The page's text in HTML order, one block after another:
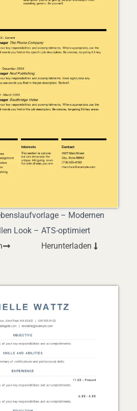
– Modernen
Look – ATS-optimiert
Herunterladen